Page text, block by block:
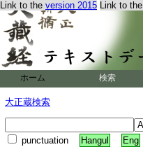
Link to the version 2015 Link to the
ホーム 検索
大正蔵検索
punctuation Hangul Eng